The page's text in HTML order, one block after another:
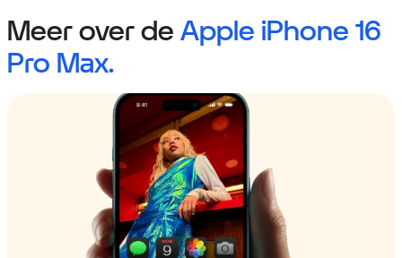
Meer over de Apple iPhone 16
Pro Max.